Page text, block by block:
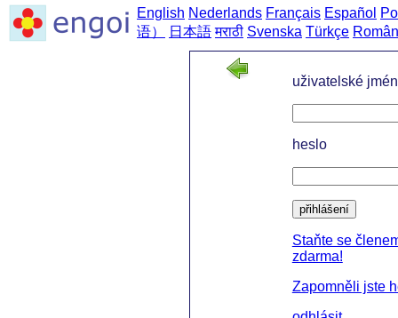
English Nederlands Français Español
语）
日本語 मराठी Svenska Türkçe
uživatelské
heslo
přihlášení
Staňte se
zdarma!
Zapomněli jste